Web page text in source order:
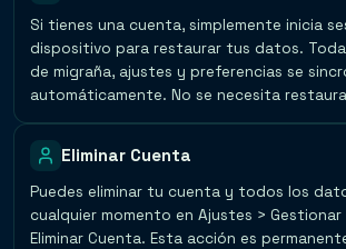
Si tienes una cuenta, simplemente inicia
dispositivo para restaurar tus datos.
de migraña, ajustes y preferencias se
automáticamente. No se necesita
Eliminar Cuenta
Puedes eliminar tu cuenta y todos los
cualquier momento en Ajustes > Gestionar
Eliminar Cuenta. Esta acción es